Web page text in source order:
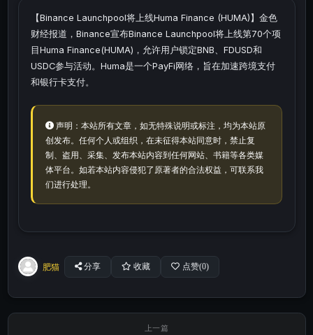
【Binance Launchpool将上线Huma Finance (HUMA)】金色
财经报道，Binance宣布Binance Launchpool将上线第70个项
目Huma Finance(HUMA)，允许用户锁定BNB、FDUSD和
USDC参与活动。Huma是一个PayFi网络，旨在加速跨境支付
和银行卡支付。
声明：本站所有文章，如无特殊说明或标注，均为本站原
创发布。任何个人或组织，在未征得本站同意时，禁止复
制、盗用、采集、发布本站内容到任何网站、书籍等各类媒
体平台。如若本站内容侵犯了原著者的合法权益，可联系我
们进行处理。
肥猫 分享 收藏 点赞(0)
上一篇